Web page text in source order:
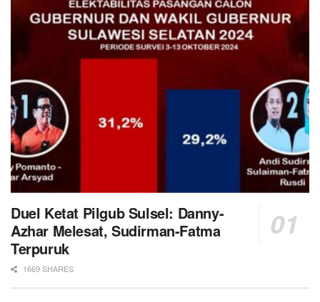
Duel Ketat Pilgub Sulsel: Danny-
Azhar Melesat, Sudirman-Fatma
Terpuruk
1669 SHARES